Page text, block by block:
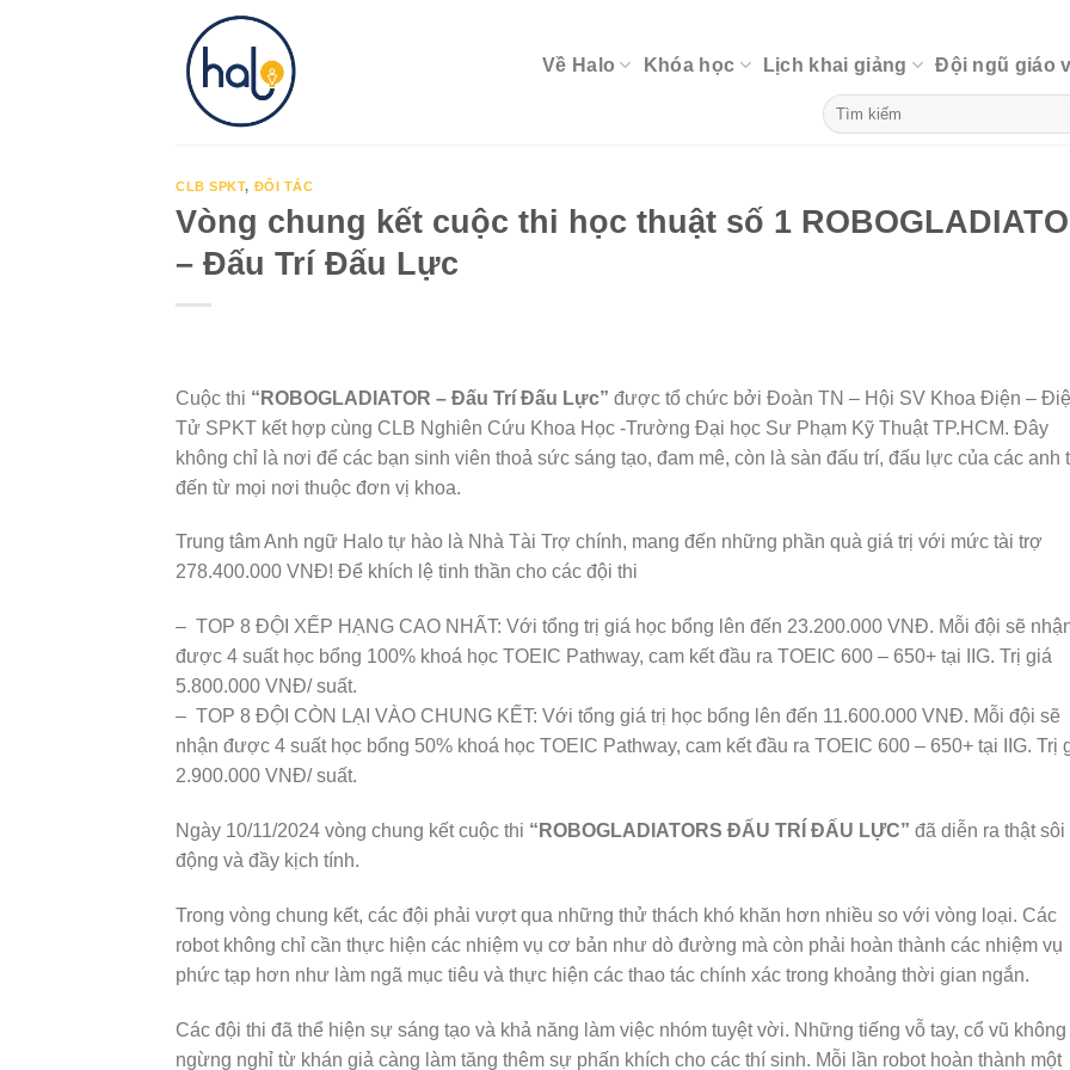
Về Halo Khóa học Lịch khai giảng Đội ngũ giáo
CLB SPKT, ĐỐI TÁC
Vòng chung kết cuộc thi học thuật số 1
– Đấu Trí Đấu Lực
Cuộc thi “ROBOGLADIATOR – Đấu Trí Đấu Lực” được tổ chức bởi Đoàn TN – Hội SV Khoa Điện –
Tử SPKT kết hợp cùng CLB Nghiên Cứu Khoa Học -Trường Đại học Sư Phạm Kỹ Thuật TP.HCM. Đây
không chỉ là nơi để các bạn sinh viên thoả sức sáng tạo, đam mê, còn là sàn đấu trí, đấu lực của các anh
đến từ mọi nơi thuộc đơn vị khoa.
Trung tâm Anh ngữ Halo tự hào là Nhà Tài Trợ chính, mang đến những phần quà giá trị với mức tài trợ
278.400.000 VNĐ! Để khích lệ tinh thần cho các đội thi
– TOP 8 ĐỘI XẾP HẠNG CAO NHẤT: Với tổng trị giá học bổng lên đến 23.200.000 VNĐ. Mỗi đội sẽ
được 4 suất học bổng 100% khoá học TOEIC Pathway, cam kết đầu ra TOEIC 600 – 650+ tại IIG. Trị giá
5.800.000 VNĐ/ suất.
– TOP 8 ĐỘI CÒN LẠI VÀO CHUNG KẾT: Với tổng giá trị học bổng lên đến 11.600.000 VNĐ. Mỗi đội sẽ
nhận được 4 suất học bổng 50% khoá học TOEIC Pathway, cam kết đầu ra TOEIC 600 – 650+ tại IIG. Trị
2.900.000 VNĐ/ suất.
Ngày 10/11/2024 vòng chung kết cuộc thi “ROBOGLADIATORS ĐẤU TRÍ ĐẤU LỰC” đã diễn ra thật sôi
động và đầy kịch tính.
Trong vòng chung kết, các đội phải vượt qua những thử thách khó khăn hơn nhiều so với vòng loại. Các
robot không chỉ cần thực hiện các nhiệm vụ cơ bản như dò đường mà còn phải hoàn thành các nhiệm vụ
phức tạp hơn như làm ngã mục tiêu và thực hiện các thao tác chính xác trong khoảng thời gian ngắn.
Các đội thi đã thể hiện sự sáng tạo và khả năng làm việc nhóm tuyệt vời. Những tiếng vỗ tay, cổ vũ không
ngừng nghỉ từ khán giả càng làm tăng thêm sự phấn khích cho các thí sinh. Mỗi lần robot hoàn thành một